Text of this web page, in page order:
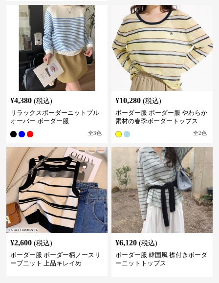
¥4,380 (税込)
リラックスボーダーニットプル
オーバー ボーダー服
全3色
¥10,280 (税込)
ボーダー服 ボーダー服 やわらか
素材の春季ボーダートップス
全2色
¥2,600 (税込)
ボーダー服 ボーダー柄ノースリ
ーブニット 上品キレイめ
¥6,120 (税込)
ボーダー服 韓国風 襟付きボーダ
ーニットトップス